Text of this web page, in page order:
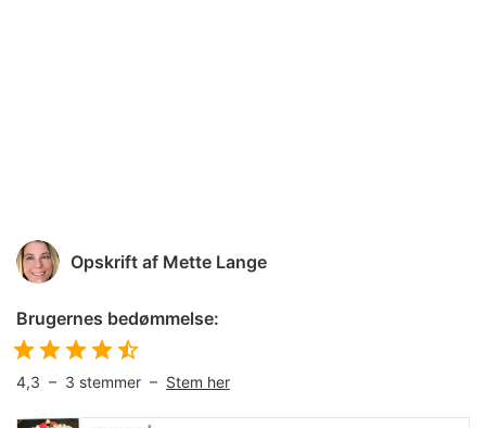
Opskrift af Mette Lange
Brugernes bedømmelse:
4,3 – 3 stemmer – Stem her